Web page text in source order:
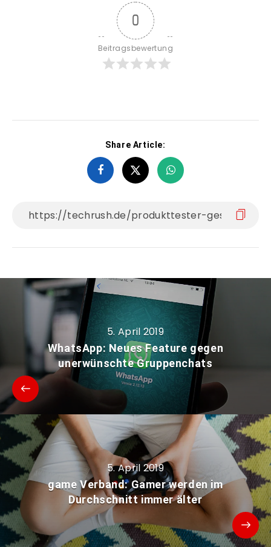
0
Beitragsbewertung
Share Article:
5. April 2019
WhatsApp: Neues Feature gegen
unerwünschte Gruppenchats
5. April 2019
game Verband: Gamer werden im
Durchschnitt immer älter